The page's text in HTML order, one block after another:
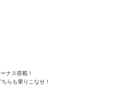
ナス搭載！
らも乗りこなせ！